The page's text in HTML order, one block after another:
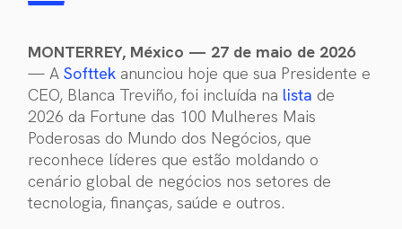
MONTERREY, México — 27 de maio de 2026
— ASofttek anunciou hoje que sua Presidente e
CEO, Blanca Treviño, foi incluída na lista de
2026 da Fortune das 100 Mulheres Mais
Poderosas do Mundo dos Negócios, que
reconhece líderes que estão moldando o
cenário global de negócios nos setores de
tecnologia, finanças, saúde e outros.